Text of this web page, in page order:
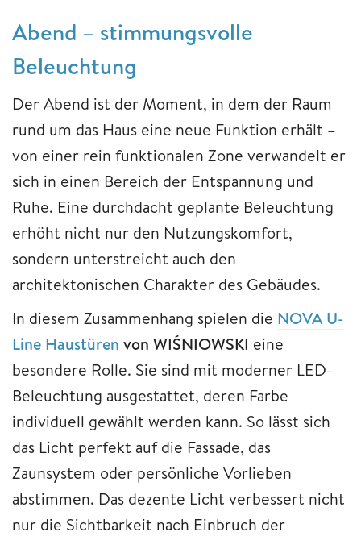
Abend – stimmungsvolle
Beleuchtung
Der Abend ist der Moment, in dem der Raum
rund um das Haus eine neue Funktion erhält –
von einer rein funktionalen Zone verwandelt er
sich in einen Bereich der Entspannung und
Ruhe. Eine durchdacht geplante Beleuchtung
erhöht nicht nur den Nutzungskomfort,
sondern unterstreicht auch den
architektonischen Charakter des Gebäudes.
In diesem Zusammenhang spielen die NOVA U-
Line Haustüren von WIŚNIOWSKI eine
besondere Rolle. Sie sind mit moderner LED-
Beleuchtung ausgestattet, deren Farbe
individuell gewählt werden kann. So lässt sich
das Licht perfekt auf die Fassade, das
Zaunsystem oder persönliche Vorlieben
abstimmen. Das dezente Licht verbessert nicht
nur die Sichtbarkeit nach Einbruch der